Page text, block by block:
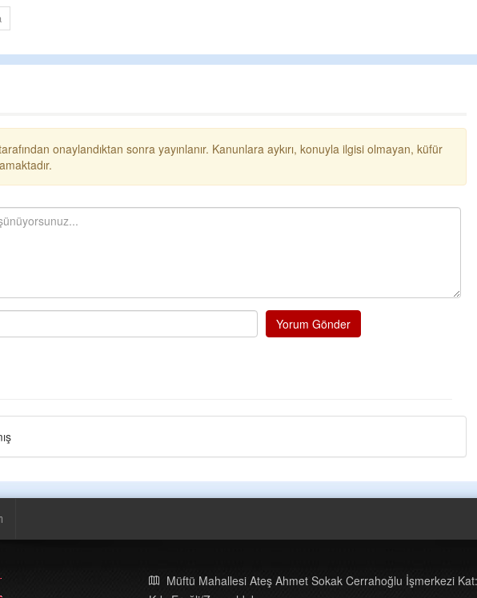
onaylandıktan sonra yayınlanır. Kanunlara aykırı, konuyla ilgisi olmayan, küfür
Yorum Gönder
özgü
toplayıp
Müftü Mahallesi Ateş Ahmet Sokak Cerrahoğlu İşmerkezi